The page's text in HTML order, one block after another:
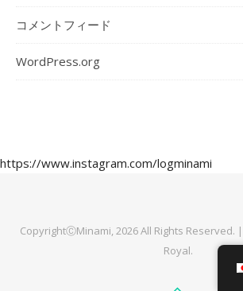
コメントフィード
WordPress.org
https://www.instagram.com/logminami
CopyrightⒸMinami, 2026 All Rights Reserved. |
Royal.